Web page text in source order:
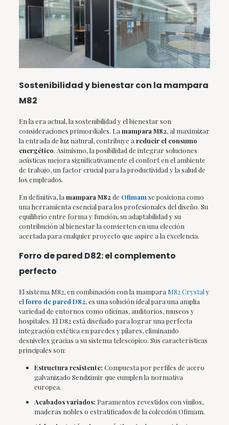
Sostenibilidad y bienestar con la mampara
M82
En la era actual, la sostenibilidad y el bienestar son
consideraciones primordiales. La mampara M82, al maximizar
la entrada de luz natural, contribuye a reducir el consumo
energético. Asimismo, la posibilidad de integrar soluciones
acústicas mejora significativamente el confort en el ambiente
de trabajo, un factor crucial para la productividad y la salud de
los empleados.
En definitiva, la mampara M82de Ofimam se posiciona como
una herramienta esencial para los profesionales del diseño. Su
equilibrio entre forma y función, su adaptabilidad y su
contribución al bienestar la convierten en una elección
acertada para cualquier proyecto que aspire a la excelencia.
Forro de pared D82: el complemento
perfecto
El sistema M82, en combinación con la mampara M82 Crystal y
el forro de pared D82, es una solución ideal para una amplia
variedad de entornos como oficinas, auditorios, museos y
hospitales. El D82 está diseñado para lograr una perfecta
integración estética en paredes y pilares, eliminando
desniveles gracias a su sistema telescópico. Sus características
principales son:
Estructura resistente: Compuesta por perfiles de acero
galvanizado Sendzimir que cumplen la normativa
europea.
Acabados variados: Paramentos revestidos con vinilos,
maderas nobles o estratificados de la colección Ofimam.